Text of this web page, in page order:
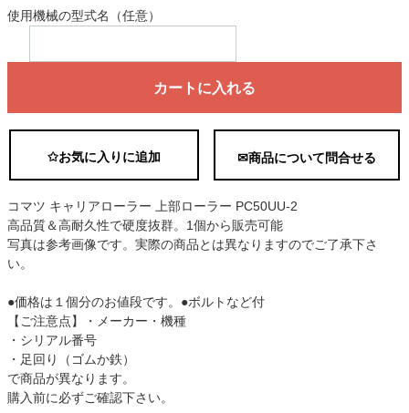
使用機械の型式名（任意）
カートに入れる
✩お気に入りに追加 ✉商品について問合せる
コマツ キャリアローラー 上部ローラー PC50UU-2
高品質＆高耐久性で硬度抜群。1個から販売可能
写真は参考画像です。実際の商品とは異なりますのでご了承下さ
い。
●価格は１個分のお値段です。●ボルトなど付
【ご注意点】・メーカー・機種
・シリアル番号
・足回り（ゴムか鉄）
で商品が異なります。
購入前に必ずご確認下さい。